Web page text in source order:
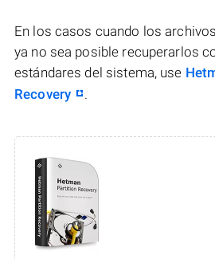
En los casos cuando los
ya no sea posible recuperarlos
estándares del sistema, use
Recovery
.